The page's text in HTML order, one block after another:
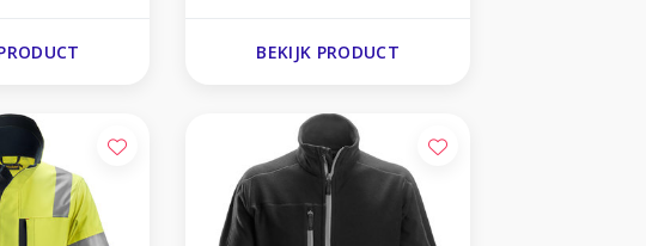
BEKIJK PRODUCT